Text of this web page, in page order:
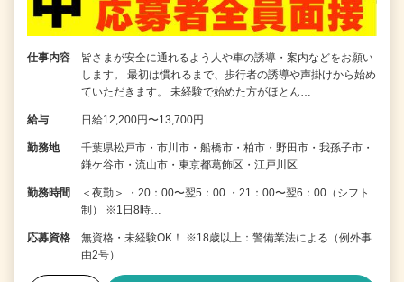
仕事内容
皆さまが安全に通れるよう人や車の誘導・案内などをお願い
します。 最初は慣れるまで、歩行者の誘導や声掛けから始め
ていただきます。 未経験で始めた方がほとん…
給与 日給12,200円〜13,700円
勤務地
千葉県松戸市・市川市・船橋市・柏市・野田市・我孫子市・
鎌ケ谷市・流山市・東京都葛飾区・江戸川区
勤務時間
＜夜勤＞ ・20：00〜翌5：00 ・21：00〜翌6：00（シフト
制） ※1日8時…
応募資格
無資格・未経験OK！ ※18歳以上：警備業法による（例外事
由2号）